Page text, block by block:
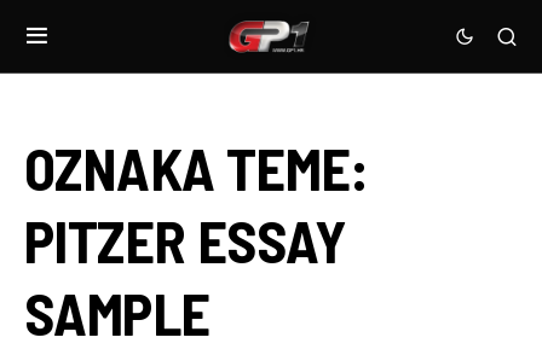
OZNAKA TEME:
PITZER ESSAY
SAMPLE